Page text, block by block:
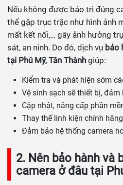
Nếu không được bảo trì đúng
thể gặp trục trặc như hình ảnh
mất kết nối,… gây ảnh hưởng
sát, an ninh. Do đó, dịch vụ bảo
tại Phú Mỹ, Tân Thành giúp:
Kiểm tra và phát hiện sớm
Vệ sinh sạch sẽ thiết bị, đảm
Cập nhật, nâng cấp phần
Thay thế linh kiện chính
Đảm bảo hệ thống camera
2. Nên bảo hành và
camera ở đâu tại